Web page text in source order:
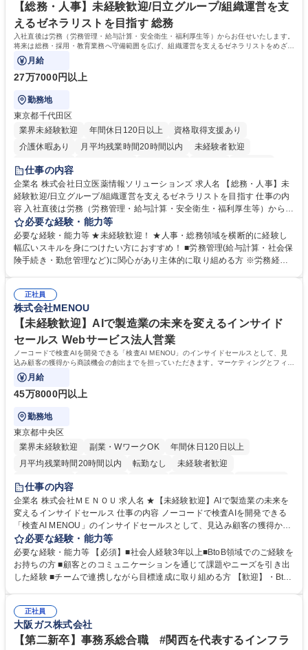
を込めてコミュニケーションをとりながら広報関連業務を行っておりま
す。 学歴・資格 学歴：大学院 大学 高専 短大 専修学校 高校 語学力： 資
格：
【総務・人事】未経験歓迎/日立グループ/組織運営を支
えるゼネラリストを目指す 総務
入社直後は労務（労務管理・給与計算・安全衛生・福利厚生等）からお任せいたします。
将来は総務・採用・教育業務へ守備範囲を広げ、組織運営を支えるゼネラリストをめざせ
ます。
月給
27万7000円以上
勤務地
東京都千代田区
業界未経験歓迎
年間休日120日以上
資格取得支援あり
介護休暇あり
月平均残業時間20時間以内
未経験者歓迎
住宅手当あり
育休あり
完全週休2日制 交通費支給 土日祝休み 寮・社宅あり
仕事の内容
企業名 株式会社日立医薬情報ソリューションズ 求人名 【総務・人事】未
経験歓迎/日立グループ/組織運営を支えるゼネラリストを目指す 仕事の内
容 入社直後は労務（労務管理・給与計算・安全衛生・福利厚生等）からお
任せいたします。将来は総務・採用・教育業務へ守備範囲を広げ、組織運
営を支えるゼネラリストをめざせます。 ・初期業務：労働時間管理、給与
計算、社会保険対応、福利厚生管理、安全衛生、健康経営推進等をお任せ
します。ご経験に応じて、休職者管理など、幅広く経験を積んでいただき
幅広く経験を積みたい意欲がある方に最適な環境です。 募集職種 【総
務・人事】未経験歓迎/日立グループ/組織運営を支えるゼネラリストを目
指す
必要な経験・能力等
必要な経験・能力等 ★未経験歓迎！ ★人事・総務領域を横断的に経験し
幅広いスキルを身につけたい方におすすめ！ ■労務管理(給与計算・社会保
険手続き・勤怠管理など)に関心があり主体的に取り組める方 ※労務経験
のご経験 ■労務管理（給与計算・社会保険手続き・勤怠管理など）の経験
■衛生管理者の資格をお持ちの方 学歴・資格 学歴：大学院 大学 高専 短大
専修学校 高校 語学力： 資格：
正社員
株式会社MENOU
【未経験歓迎】AIで製造業の未来を変えるインサイド
セールス Webサービス法人営業
ノーコードで検査AIを開発できる「検査AI MENOU」のインサイドセールスとして、見
込み顧客の獲得から商談機会の創出までを担っていただきます。マーケティングとフィー
ルドセールスをつなぐ役割として、
月給
45万8000円以上
勤務地
東京都中央区
業界未経験歓迎
副業・WワークOK
年間休日120日以上
月平均残業時間20時間以内
転勤なし
未経験者歓迎
時短勤務あり
駅近5分以内
土日祝休み 服装自由
仕事の内容
企業名 株式会社ＭＥＮＯＵ 求人名 ★【未経験歓迎】AIで製造業の未来を
変えるインサイドセールス 仕事の内容 ノーコードで検査AIを開発できる
「検査AI MENOU」のインサイドセールスとして、見込み顧客の獲得から
商談機会の創出までを担っていただきます。マーケティングとフィールド
セールスをつなぐ役割として、 適切なタイミングで顧客とコミュニケーシ
ョンを取りながら、受注につながる商談機会の最大化を目指します。 【具
体的な仕事内容】 リードへの電話・メールによるアプローチ/リードナー
実行/フィールドセールスへの案件連携 募集職種 ★【未経験歓迎】AIで製
造業の未来を変えるインサイドセールス
必要な経験・能力等
必要な経験・能力等 【必須】■社会人経験3年以上■BtoB領域でのご経験を
お持ちの方 ■顧客とのコミュニケーションを通じて課題やニーズを引き出
した経験 ■チームで連携しながら目標達成に取り組める方 【歓迎】・BtoB
企画・実行経験 ・CRM・リードナーチャリングに関する知見 ・データを
もとに営業プロセスを改善した経験 学歴・資格 学歴：大学院 大学 高専 短
大 専修学校 高校 語学力： 資格：
正社員
大阪ガス株式会社
【第二新卒】事務系総合職 #関西を代表するインフラ